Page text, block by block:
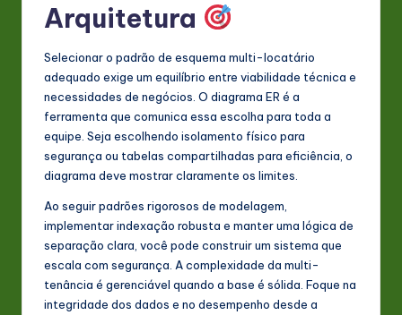
Arquitetura
Selecionar o padrão de esquema multi-locatário
adequado exige um equilíbrio entre viabilidade técnica e
necessidades de negócios. O diagrama ER é a
ferramenta que comunica essa escolha para toda a
equipe. Seja escolhendo isolamento físico para
segurança ou tabelas compartilhadas para eficiência, o
diagrama deve mostrar claramente os limites.
Ao seguir padrões rigorosos de modelagem,
implementar indexação robusta e manter uma lógica de
separação clara, você pode construir um sistema que
escala com segurança. A complexidade da multi-
tenância é gerenciável quando a base é sólida. Foque na
integridade dos dados e no desempenho desde a